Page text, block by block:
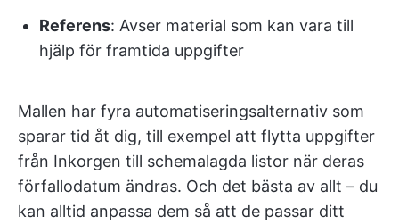
Referens: Avser material som kan vara till
hjälp för framtida uppgifter
Mallen har fyra automatiseringsalternativ som
sparar tid åt dig, till exempel att flytta uppgifter
från Inkorgen till schemalagda listor när deras
förfallodatum ändras. Och det bästa av allt – du
kan alltid anpassa dem så att de passar ditt